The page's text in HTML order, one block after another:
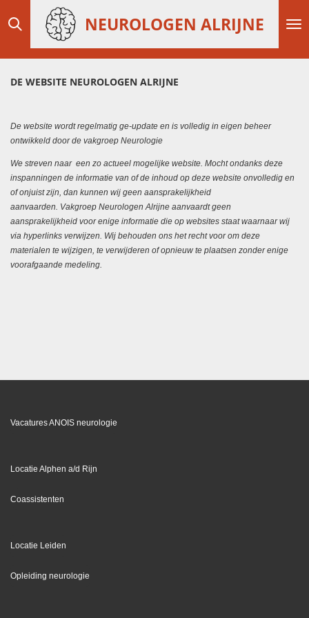
direct
de
NEUROLOGEN ALRIJNE
DE WEBSITE NEUROLOGEN ALRIJNE
De website wordt regelmatig ge-update en is volledig in eigen beheer
ontwikkeld door de vakgroep Neurologie
We streven naar een zo actueel mogelijke website. Mocht ondanks deze
inspanningen de informatie van of de inhoud op deze website onvolledig en
of onjuist zijn, dan kunnen wij geen aansprakelijkheid
aanvaarden. Vakgroep Neurologen Alrijne aanvaardt geen
aansprakelijkheid voor enige informatie die op websites staat waarnaar wij
via hyperlinks verwijzen. Wij behouden ons het recht voor om deze
materialen te wijzigen, te verwijderen of opnieuw te plaatsen zonder enige
voorafgaande medeling.
Vacatures ANOIS neurologie
Locatie Alphen a/d Rijn
Coassistenten
Locatie Leiden
Opleiding neurologie